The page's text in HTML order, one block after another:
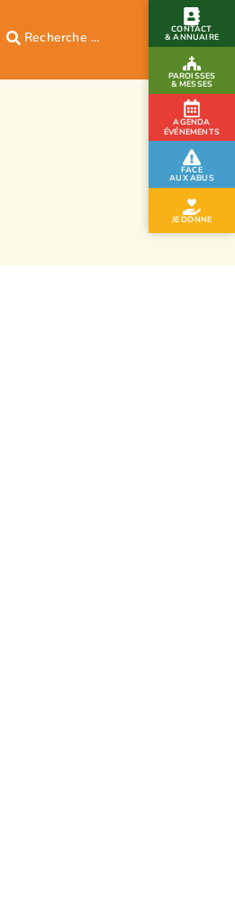
CONTACT
& ANNUAIRE
PAROISSES
& MESSES
AGENDA
ÉVÉNEMENTS
FACE
AUX ABUS
JE DONNE